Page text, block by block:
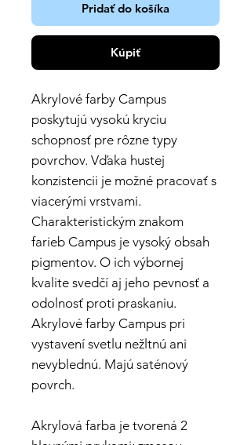
Pridať do košíka
Kúpiť
Akrylové farby Campus
poskytujú vysokú kryciu
schopnosť pre rôzne typy
povrchov. Vďaka hustej
konzistencii je možné pracovať s
viacerými vrstvami.
Charakteristickým znakom
farieb Campus je vysoký obsah
pigmentov. O ich výbornej
kvalite svedčí aj jeho pevnosť a
odolnosť proti praskaniu.
Akrylové farby Campus pri
vystavení svetlu nežltnú ani
nevyblednú. Majú saténový
povrch.
Akrylová farba je tvorená 2